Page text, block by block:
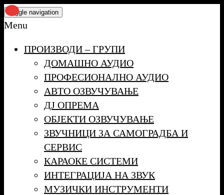
Skip
to
content
Toggle navigation
Menu
ПРОИЗВОДИ – ГРУПИ
ДОМАШНО АУДИО
ПРОФЕСИОНАЛНО АУДИО
АВТО ОЗВУЧУВАЊЕ
ДЈ ОПРЕМА
ОБЈЕКТИ ОЗВУЧУВАЊЕ
ЗВУЧНИЦИ ЗА САМОГРАДБА И
СЕРВИС
КАРАОКЕ СИСТЕМИ
ИНТЕГРАЦИЈА НА ЗВУК
МУЗИЧКИ ИНСТРУМЕНТИ